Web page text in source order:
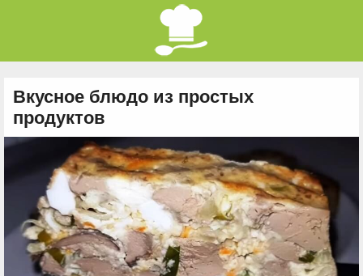
Вкусное блюдо из простых
продуктов